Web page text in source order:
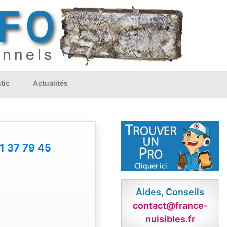
Actualités
37 79 45
Aides, Conseils
contact@france-
nuisibles.fr